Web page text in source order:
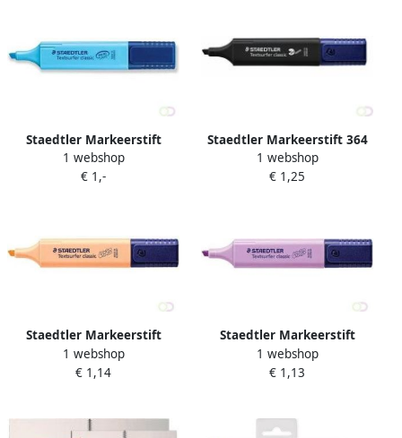
Staedtler Markeerstift
Textsurfer Classic blauw
1 webshop
€ 1,-
Staedtler Markeerstift 364
textsurfer vintage zwart
1 webshop
€ 1,25
Staedtler Markeerstift
Textsurfer Classic perzik
pastel
1 webshop
€ 1,14
Staedtler Markeerstift
Textsurfer Classic lavendel
vintage
1 webshop
€ 1,13